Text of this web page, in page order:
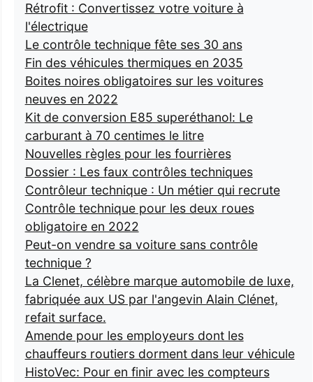
Rétrofit : Convertissez votre voiture à
l'électrique
Le contrôle technique fête ses 30 ans
Fin des véhicules thermiques en 2035
Boites noires obligatoires sur les voitures
neuves en 2022
Kit de conversion E85 superéthanol: Le
carburant à 70 centimes le litre
Nouvelles règles pour les fourrières
Dossier : Les faux contrôles techniques
Contrôleur technique : Un métier qui recrute
Contrôle technique pour les deux roues
obligatoire en 2022
Peut-on vendre sa voiture sans contrôle
technique ?
La Clenet, célèbre marque automobile de luxe,
fabriquée aux US par l'angevin Alain Clénet,
refait surface.
Amende pour les employeurs dont les
chauffeurs routiers dorment dans leur véhicule
HistoVec: Pour en finir avec les compteurs